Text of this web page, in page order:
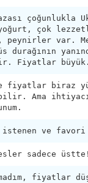
çoğunlukla
çok
var.
durağının
Fiyatlar büyük.
fiyatlar biraz
Ama
istenen ve
sadece üstte!
fiyatlar